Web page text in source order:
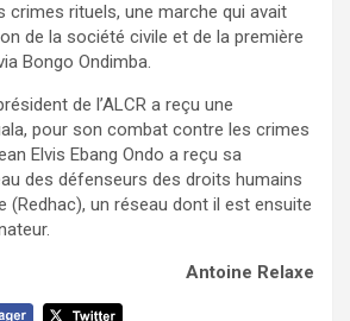
crimes rituels, une marche qui avait
de la société civile et de la première
Bongo Ondimba.
de l’ALCR a reçu une
pour son combat contre les crimes
Elvis Ebang Ondo a reçu sa
des défenseurs des droits humains
(Redhac), un réseau dont il est ensuite
Antoine Relaxe